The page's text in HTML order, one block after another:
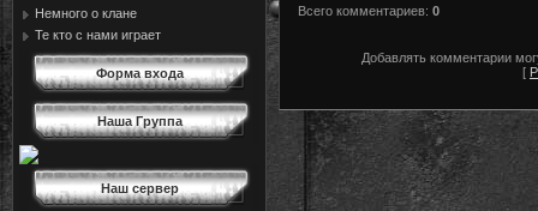
Немного о клане
Те кто с нами играет
Форма входа
Наша Группа
Наш сервер
Всего комментариев: 0
Добавлять комментарии
[